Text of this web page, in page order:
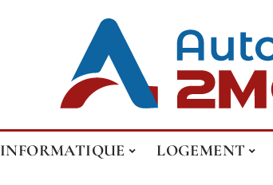
INFORMATIQUE LOGEMENT